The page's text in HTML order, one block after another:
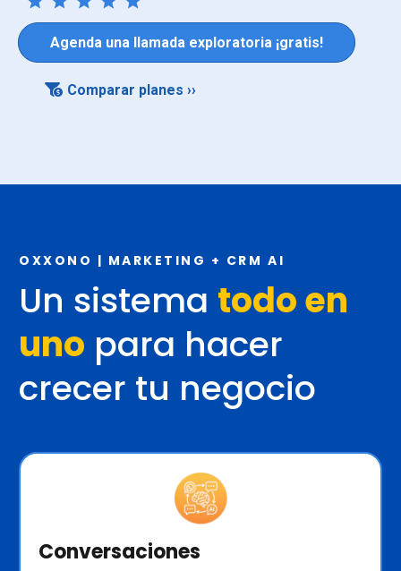
Agenda una llamada exploratoria ¡gratis!
Comparar planes ››
OXXONO | MARKETING + CRM AI
Un sistema todo en
uno para hacer
crecer tu negocio
Conversaciones